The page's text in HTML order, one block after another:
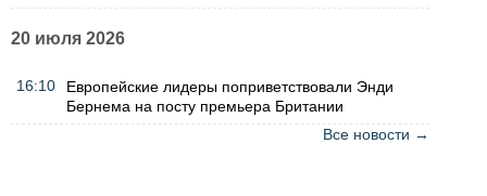
20 июля 2026
16:10
Европейские лидеры поприветствовали Энди
Бернема на посту премьера Британии
Все новости →